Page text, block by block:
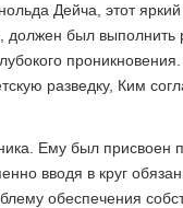
Дейча, этот яркий
был выполнить
разведку, Ким
Ему был присвоен
вводя в круг
обеспечения